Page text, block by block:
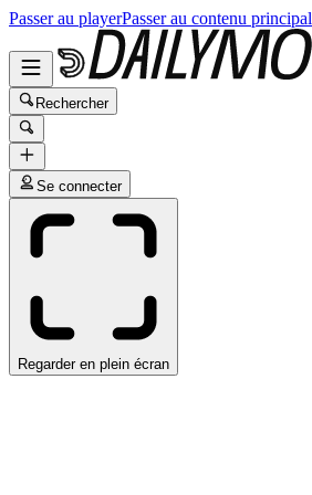
Passer au playerPasser au contenu principal
Rechercher
Se connecter
Regarder en plein écran